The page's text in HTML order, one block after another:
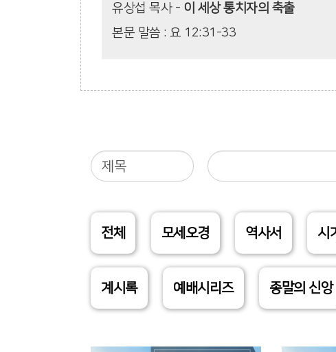
유상섭 목사- 이 세상 통치자의 축출
본문 말씀 : 요 12:31-33
전체 모세오경 역사서 시
계시록 예배시리즈 종말의 신앙